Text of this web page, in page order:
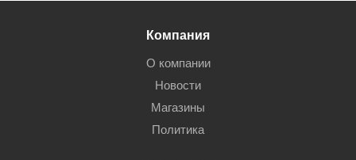
Компания
О компании
Новости
Магазины
Политика